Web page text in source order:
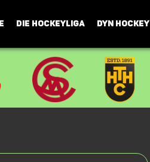
DIE HOCKEYLIGA DYN HOCKEY